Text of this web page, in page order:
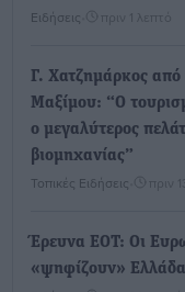
Ειδήσεις πριν 1 λεπτό
Γ. Χατζημάρκος
Μαξίμου: “Ο
ο μεγαλύτερος
βιομηχανίας”
Τοπικές Ειδήσεις πριν
Έρευνα ΕΟΤ: Οι
«ψηφίζουν» Ελλάδα